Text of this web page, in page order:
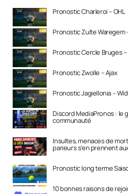
Pronostic Charleroi – OHL
Pronostic Zulte Waregem
Pronostic Cercle Bruges
Pronostic Zwolle – Ajax
Pronostic Jagiellonia –
Discord MediaPronos : le
communauté
Insultes, menaces de
parieurs s’en prennent
Pronostic long terme
10 bonnes raisons de